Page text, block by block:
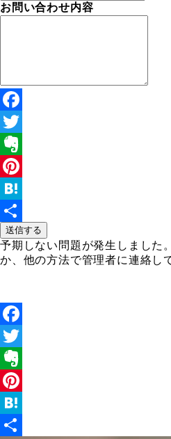
お問い合わせ内容
Facebook
Twitter
Evernote
Pinterest
Hatena
共
有
送信する
予期しない問題が発生しました
か、他の方法で管理者に連絡し
Facebook
Twitter
Evernote
Pinterest
Hatena